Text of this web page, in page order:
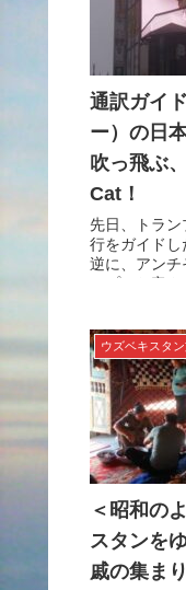
通訳ガイ
ー）の日
吹っ飛ぶ
Cat！
先日、トラ
行をガイド
逆に、アンチ
ンプのお客
なった。 ノ
ウズベキスタ
＜昭和の
スタンを
戚の集ま